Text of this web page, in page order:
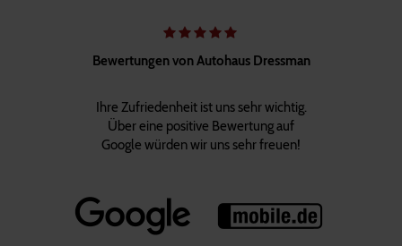
Bewertungen von Autohaus Dressman
Ihre Zufriedenheit ist uns sehr wichtig.
Über eine positive Bewertung auf
Google würden wir uns sehr freuen!